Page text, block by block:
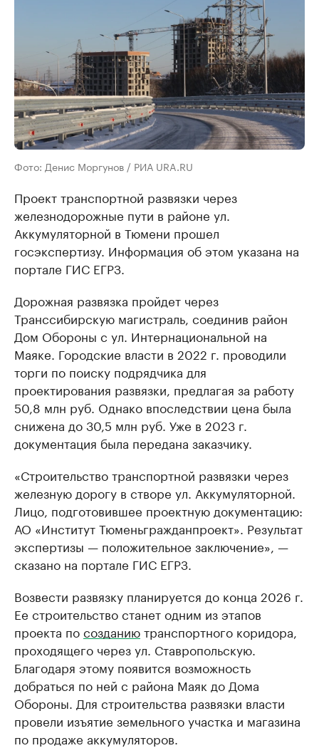
Фото: Денис Моргунов / РИА URA.RU
Проект транспортной развязки через
железнодорожные пути в районе ул.
Аккумуляторной в Тюмени прошел
госэкспертизу. Информация об этом указана на
портале ГИС ЕГРЗ.
Дорожная развязка пройдет через
Транссибирскую магистраль, соединив район
Дом Обороны с ул. Интернациональной на
Маяке. Городские власти в 2022 г. проводили
торги по поиску подрядчика для
проектирования развязки, предлагая за работу
50,8 млн руб. Однако впоследствии цена была
снижена до 30,5 млн руб. Уже в 2023 г.
документация была передана заказчику.
«Строительство транспортной развязки через
железную дорогу в створе ул. Аккумуляторной.
Лицо, подготовившее проектную документацию:
АО «Институт Тюменьгражданпроект». Результат
экспертизы — положительное заключение», —
сказано на портале ГИС ЕГРЗ.
Возвести развязку планируется до конца 2026 г.
Ее строительство станет одним из этапов
проекта посозданиютранспортного коридора,
проходящего через ул. Ставропольскую.
Благодаря этому появится возможность
добраться по ней с района Маяк до Дома
Обороны. Для строительства развязки власти
провели изъятие земельного участка и магазина
по продаже аккумуляторов.